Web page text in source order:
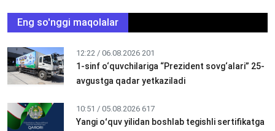
Eng so'nggi maqolalar
12:22 / 06.08.2026 201
1-sinf o‘quvchilariga “Prezident sovg‘alari” 25-
avgustga qadar yetkaziladi
10:51 / 05.08.2026 617
Yangi oʻquv yilidan boshlab tegishli sertifikatga